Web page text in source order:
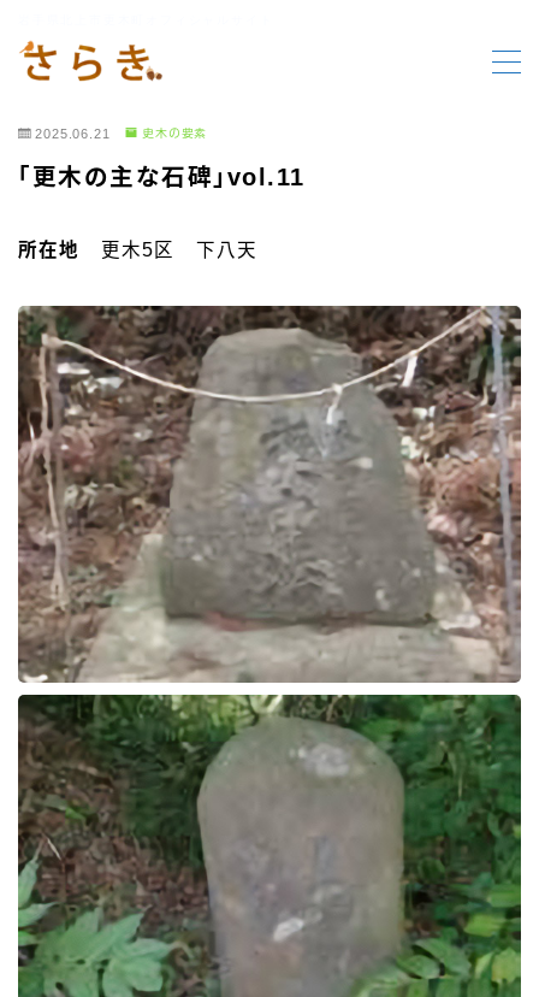
MENU
HOME
行事案内
お知らせ
2025.06.21 更木の要素
「更木の主な石碑」vol.11
所在地 更木5区 下八天